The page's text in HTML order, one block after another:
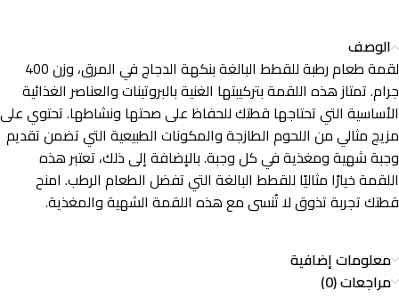
الوصف
لقمة طعام رطبة للقطط البالغة بنكهة الدجاج في المرق، وزن 400
جرام. تمتاز هذه اللقمة بتركيبتها الغنية بالبروتينات والعناصر الغذائية
الأساسية التي تحتاجها قطتك للحفاظ على صحتها ونشاطها. تحتوي على
مزيج مثالي من اللحوم الطازجة والمكونات الطبيعية التي تضمن تقديم
وجبة شهية ومغذية في كل وجبة. بالإضافة إلى ذلك، تعتبر هذه
اللقمة خيارًا مثاليًا للقطط البالغة التي تفضل الطعام الرطب. امنح
قطتك تجربة تذوق لا تُنسى مع هذه اللقمة الشهية والمغذية.
معلومات إضافية
مراجعات (0)